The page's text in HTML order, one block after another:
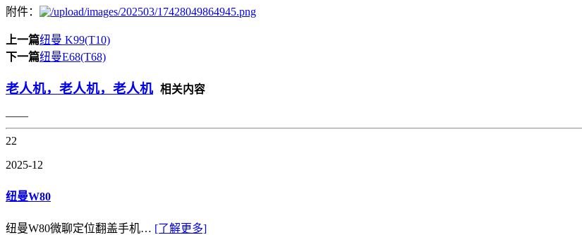
附件：
上一篇纽曼 K99(T10)
下一篇纽曼E68(T68)
老人机，老人机，老人机 相关内容
——
22
2025-12
纽曼W80
纽曼W80微聊定位翻盖手机… [了解更多]